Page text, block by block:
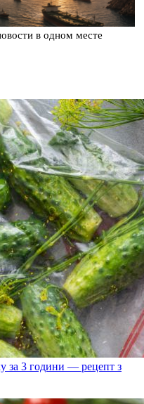
в одном месте
за 3 години — рецепт з